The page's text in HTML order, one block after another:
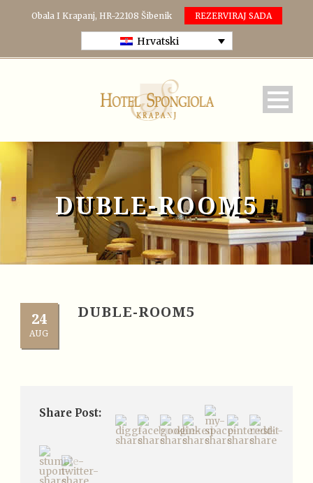
Obala I Krapanj, HR-22108 Šibenik REZERVIRAJ SADA
Hrvatski
DUBLE-ROOM5
24
AUG
DUBLE-ROOM5
Share Post: